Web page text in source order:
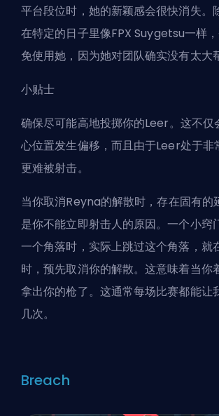
平台段位时，她的新颖感会很快消失。
在特定的日子里像FPX Suygetsu一样
免使用她，因为她对团队确实没有太大
小贴士
确保尽可能高地投掷你的Leer。这不仅
心位置发生偏移，而且由于Leer处于非
更难被射击。
当你取消Reyna的解散时，存在固有的
是你不能立即射击人的原因。一个小窍
一个角落时，实际上跳过这个角落，就
时，预先取消你的解散。这意味着当你
拿出你的枪了。这通常每场比赛都能让
几次。
Breach